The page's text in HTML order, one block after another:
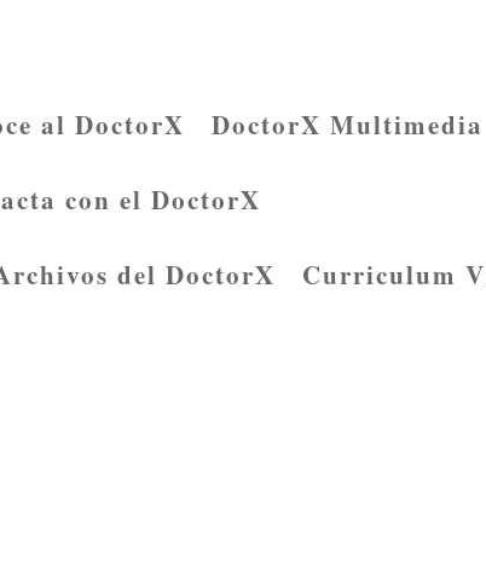
al DoctorX DoctorX Multimedia
con el DoctorX
del DoctorX Curriculum